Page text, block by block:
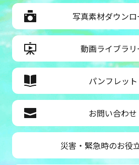
写真素材ダウンロ
動画ライブラリ
パンフレット
お問い合わせ
災害・緊急時のお役